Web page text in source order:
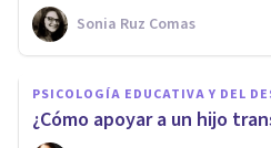
Sonia Ruz Comas
PSICOLOGÍA EDUCATIVA Y DEL
¿Cómo apoyar a un hijo